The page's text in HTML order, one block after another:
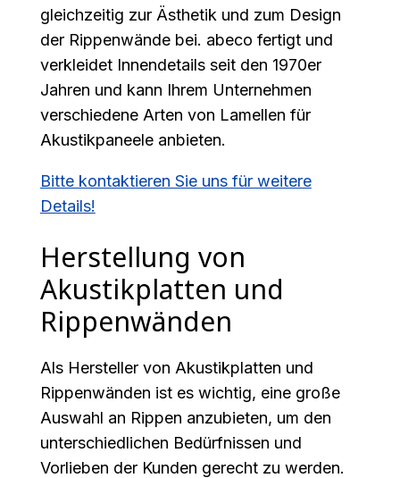
gleichzeitig zur Ästhetik und zum Design
der Rippenwände bei. abeco fertigt und
verkleidet Innendetails seit den 1970er
Jahren und kann Ihrem Unternehmen
verschiedene Arten von Lamellen für
Akustikpaneele anbieten.
Bitte kontaktieren Sie uns für weitere
Details!
Herstellung von
Akustikplatten und
Rippenwänden
Als Hersteller von Akustikplatten und
Rippenwänden ist es wichtig, eine große
Auswahl an Rippen anzubieten, um den
unterschiedlichen Bedürfnissen und
Vorlieben der Kunden gerecht zu werden.